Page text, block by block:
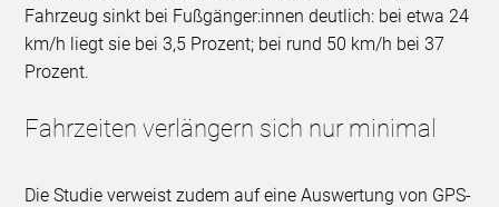
Fahrzeug sinkt bei Fußgänger:innen deutlich: bei etwa 24
km/h liegt sie bei 3,5 Prozent; bei rund 50 km/h bei 37
Prozent.
Fahrzeiten verlängern sich nur minimal
Die Studie verweist zudem auf eine Auswertung von GPS-